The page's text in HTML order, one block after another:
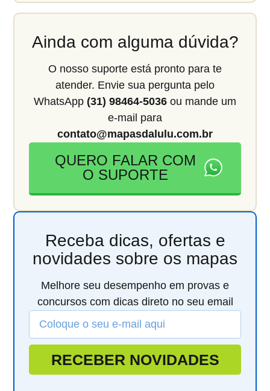
Ainda com alguma dúvida?
O nosso suporte está pronto para te
atender. Envie sua pergunta pelo
WhatsApp (31) 98464-5036 ou mande um
e-mail para
contato@mapasdalulu.com.br
QUERO FALAR COM
O SUPORTE
Receba dicas, ofertas e
novidades sobre os mapas
Melhore seu desempenho em provas e
concursos com dicas direto no seu email
RECEBER NOVIDADES